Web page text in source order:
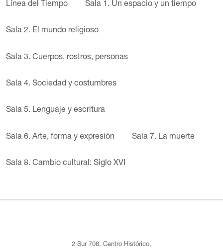
Línea del Tiempo Sala 1. Un espacio y un tiempo
Sala 2. El mundo religioso
Sala 3. Cuerpos, rostros, personas
Sala 4. Sociedad y costumbres
Sala 5. Lenguaje y escritura
Sala 6. Arte, forma y expresión Sala 7. La muerte
Sala 8. Cambio cultural: Siglo XVI
2 Sur 708, Centro Histórico,